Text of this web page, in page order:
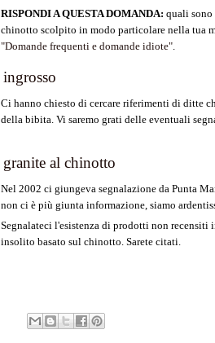
RISPONDI A QUESTA DOMANDA: quali sono
chinotto scolpito in modo particolare nella tua
"Domande frequenti e domande idiote"
ingrosso
Ci hanno chiesto di cercare riferimenti di ditte
della bibita. Vi saremo grati delle eventuali
granite al chinotto
Nel 2002 ci giungeva segnalazione da Punta
non ci è più giunta informazione, siamo
Segnalateci l'esistenza di prodotti non
insolito basato sul chinotto. Sarete citati.